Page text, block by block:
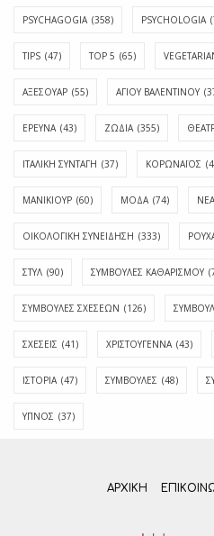
PSYCHAGOGIA (358) PSYCHOLOGIA
TIPS (47) TOP 5 (65)
ΑΞΕΣΟΥΑΡ (55) ΑΓΊΟΥ ΒΑΛΕΝΤΊΝΟΥ
ΕΡΕΥΝΑ (43) ΖΩΔΙΑ (355)
ΙΤΑΛΙΚΗ ΣΥΝΤΑΓΗ (37) ΚΟΡΩΝΑΪΟΣ
ΜΑΝΙΚΙΟΥΡ (60) ΜΟΔΑ (74)
ΟΙΚΟΛΟΓΙΚΗ ΣΥΝΕΙΔΗΣΗ (333)
ΣΤΥΛ (90) ΣΥΜΒΟΥΛΕΣ ΚΑΘΑΡΙΣΜΟΥ
ΣΥΜΒΟΥΛΕΣ ΣΧΕΣΕΩΝ (126)
ΣΧΕΣΕΙΣ (41) ΧΡΙΣΤΟΥΓΕΝΝΑ (43)
ΙΣΤΟΡΊΑ (47) ΣΥΜΒΟΥΛΈΣ (48)
ΎΠΝΟΣ (37)
ΑΡΧΙΚΗ